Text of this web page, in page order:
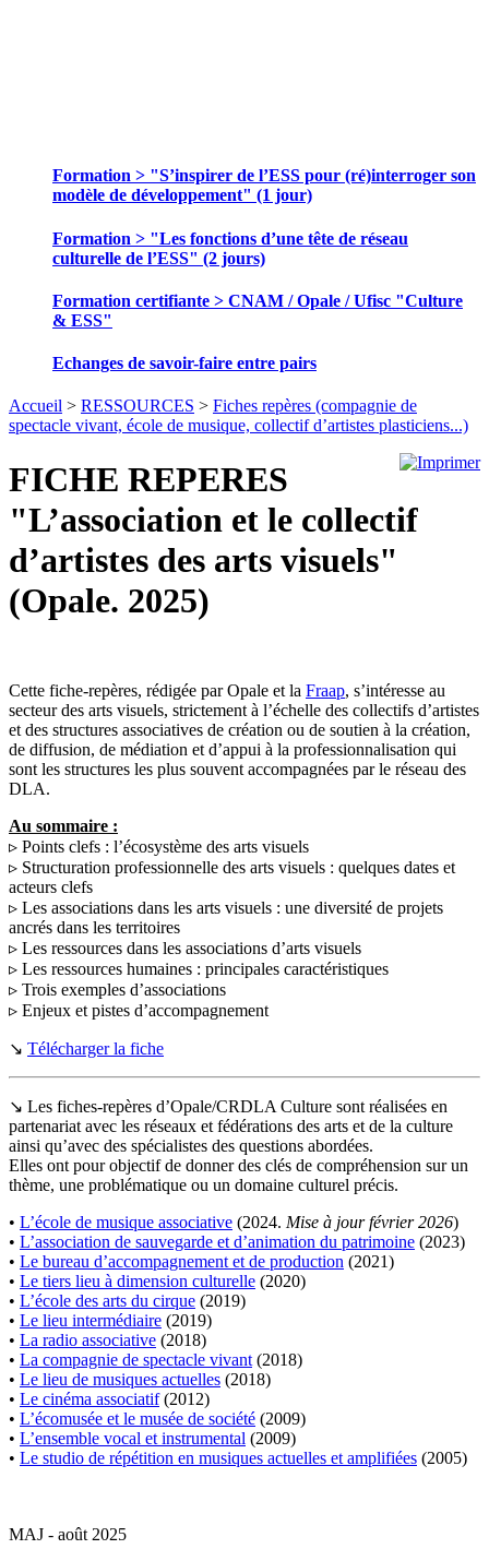
Formation > "S’inspirer de l’ESS pour (ré)interroger son
modèle de développement" (1 jour)
Formation > "Les fonctions d’une tête de réseau
culturelle de l’ESS" (2 jours)
Formation certifiante > CNAM / Opale / Ufisc "Culture
& ESS"
Echanges de savoir-faire entre pairs
Accueil > RESSOURCES > Fiches repères (compagnie de
spectacle vivant, école de musique, collectif d’artistes plasticiens...)
FICHE REPERES
"L’association et le collectif
d’artistes des arts visuels"
(Opale. 2025)
Cette fiche-repères, rédigée par Opale et la Fraap, s’intéresse au
secteur des arts visuels, strictement à l’échelle des collectifs d’artistes
et des structures associatives de création ou de soutien à la création,
de diffusion, de médiation et d’appui à la professionnalisation qui
sont les structures les plus souvent accompagnées par le réseau des
DLA.
Au sommaire :
▹ Points clefs : l’écosystème des arts visuels
▹ Structuration professionnelle des arts visuels : quelques dates et
acteurs clefs
▹ Les associations dans les arts visuels : une diversité de projets
ancrés dans les territoires
▹ Les ressources dans les associations d’arts visuels
▹ Les ressources humaines : principales caractéristiques
▹ Trois exemples d’associations
▹ Enjeux et pistes d’accompagnement
↘ Télécharger la fiche
↘ Les fiches-repères d’Opale/CRDLA Culture sont réalisées en
partenariat avec les réseaux et fédérations des arts et de la culture
ainsi qu’avec des spécialistes des questions abordées.
Elles ont pour objectif de donner des clés de compréhension sur un
thème, une problématique ou un domaine culturel précis.
• L’école de musique associative (2024. Mise à jour février 2026)
• L’association de sauvegarde et d’animation du patrimoine (2023)
• Le bureau d’accompagnement et de production (2021)
• Le tiers lieu à dimension culturelle (2020)
• L’école des arts du cirque (2019)
• Le lieu intermédiaire (2019)
• La radio associative (2018)
• La compagnie de spectacle vivant (2018)
• Le lieu de musiques actuelles (2018)
• Le cinéma associatif(2012)
• L’écomusée et le musée de société (2009)
• L’ensemble vocal et instrumental (2009)
• Le studio de répétition en musiques actuelles et amplifiées (2005)
MAJ - août 2025